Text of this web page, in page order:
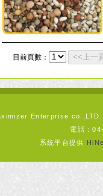
目前頁數：
Enterprise co.,LTD.
電話：
系統平台提供